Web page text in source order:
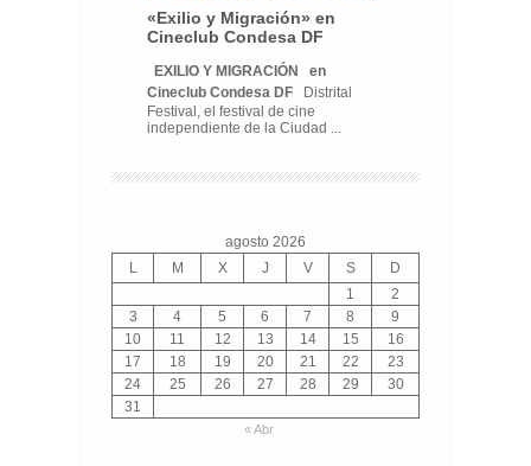
«Exilio y Migración» en
Cineclub Condesa DF
EXILIO Y MIGRACIÓN
en
Cineclub Condesa DF Distrital
Festival, el festival de cine
independiente de la Ciudad ...
agosto 2026
L
M X J V S
D
1
2
3
4 5 6 7 8
9
10
11 12 13 14 15
16
17
18 19 20 21 22
23
24
25 26 27 28 29
30
31
« Abr